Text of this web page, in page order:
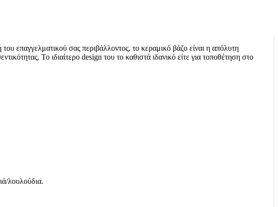
επαγγελματικού σας περιβάλλοντος, το κεραμικό βάζο είναι η απόλυτη
Το ιδιαίτερο design του το καθιστά ιδανικό είτε για τοποθέτηση στο
λουλούδια.